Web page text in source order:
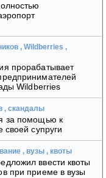
, Wildberries ,
прорабатывает
Wildberries
, скандалы
за помощью к
своей супруги
, вузы , квоты
ввести квоты
при приеме в вузы